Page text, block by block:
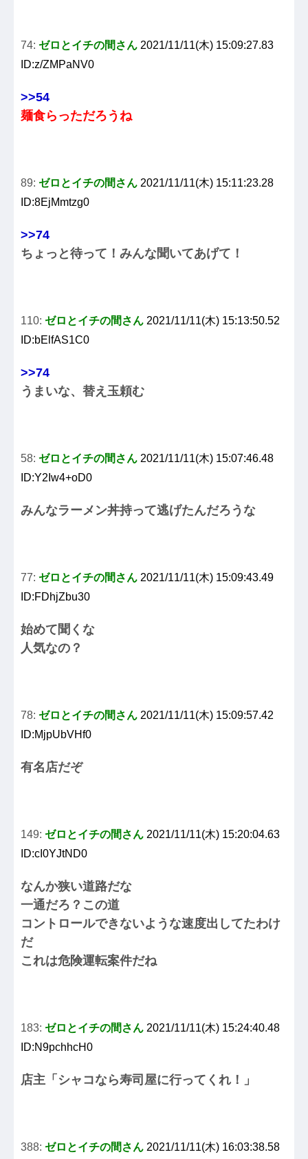
74: ゼロとイチの間さん 2021/11/11(木) 15:09:27.83
ID:z/ZMPaNV0
>>54
麺食らっただろうね
89: ゼロとイチの間さん 2021/11/11(木) 15:11:23.28
ID:8EjMmtzg0
>>74
ちょっと待って！みんな聞いてあげて！
110: ゼロとイチの間さん 2021/11/11(木) 15:13:50.52
ID:bElfAS1C0
>>74
うまいな、替え玉頼む
58: ゼロとイチの間さん 2021/11/11(木) 15:07:46.48
ID:Y2Iw4+oD0
みんなラーメン丼持って逃げたんだろうな
77: ゼロとイチの間さん 2021/11/11(木) 15:09:43.49
ID:FDhjZbu30
始めて聞くな
人気なの？
78: ゼロとイチの間さん 2021/11/11(木) 15:09:57.42
ID:MjpUbVHf0
有名店だぞ
149: ゼロとイチの間さん 2021/11/11(木) 15:20:04.63
ID:cI0YJtND0
なんか狭い道路だな
一通だろ？この道
コントロールできないような速度出してたわけ
だ
これは危険運転案件だね
183: ゼロとイチの間さん 2021/11/11(木) 15:24:40.48
ID:N9pchhcH0
店主「シャコなら寿司屋に行ってくれ！」
388: ゼロとイチの間さん 2021/11/11(木) 16:03:38.58